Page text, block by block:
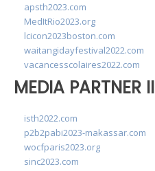
apsth2023.com
MedItRio2023.org
lcicon2023boston.com
waitangidayfestival2022.com
vacancesscolaires2022.com
MEDIA PARTNER II
isth2022.com
p2b2pabi2023-makassar.com
wocfparis2023.org
sinc2023.com